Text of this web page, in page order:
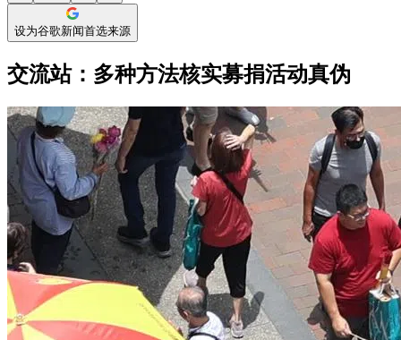
设为谷歌新闻首选来源
交流站：多种方法核实募捐活动真伪